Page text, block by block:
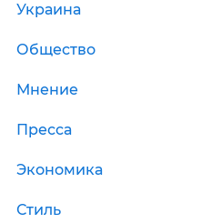
Украина
Общество
Мнение
Пресса
Экономика
Стиль